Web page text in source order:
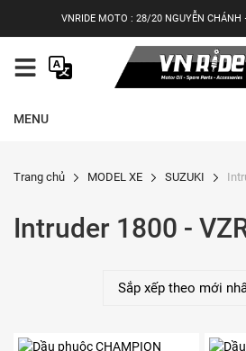
VNRIDE MOTO : 28/20 NGUYỄN CHÁNH
MENU
Trang chủ MODEL XE SUZUKI
Intruder 1800 -